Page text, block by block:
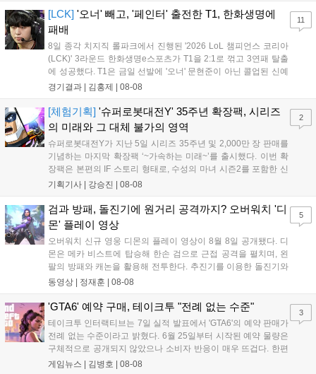
즈' 김수환의 인터뷰 내...
[LCK] '오너' 빼고, '페인터' 출전한 T1, 한화생명에
패배
8일 종각 치지직 롤파크에서 진행된 '2026 LoL 챔피언스 코리아
(LCK)' 3라운드 한화생명e스포츠가 T1을 2:1로 꺾고 3연패 탈출
에 성공했다. T1은 금일 선발에 '오너' 문현준이 아닌 콜업된 신예
'페인터' 김은후를 투입했지만, 결국 1:2로 패배하고 말았다. T1은
을 빼냈다....
경기결과 | 김홍제 08-08
11
[체험기획] '슈퍼로봇대전Y' 35주년 확장팩, 시리즈
의 미래와 그 대체 불가의 영역
슈퍼로봇대전Y가 지난 5일 시리즈 35주년 및 2,000만 장 판매를
기념하는 마지막 확장팩 ‘~가속하는 미래~’를 출시했다. 이번 확
장팩은 본편의 IF 스토리 형태로, 수성의 마녀 시즌2를 포함한 신
규 참전작과 크로스오버 합체기를 선보이며 작품을 완결 짓는다.
하는 몰입감 있는 서사와 조합을 구현하며 시리즈의 미래를 향한
새로운 가능성을 제시했다....
기획기사 | 강승진 08-08
2
검과 방패, 돌진기에 원거리 공격까지? 오버워치 '디
몬' 플레이 영상
오버워치 신규 영웅 디몬의 플레이 영상이 8월 8일 공개됐다. 디
몬은 메카 비스트에 탑승해 한손 검으로 근접 공격을 펼치며, 왼
팔의 방패와 캐논을 활용해 전투한다. 추진기를 이용한 돌진기와
참격 형태의 궁극기를 보유했고, 메카 파괴 시 맨몸으로 기관총을
산의 영웅들 업데이트를 통해 정식 출시될 예정이다....
동영상 | 정재훈 08-08
5
'GTA6' 예약 구매, 테이크투 "전례 없는 수준"
테이크투 인터랙티브는 7일 실적 발표에서 'GTA6'의 예약 판매가
전례 없는 수준이라고 밝혔다. 6월 25일부터 시작된 예약 물량은
구체적으로 공개되지 않았으나 소비자 반응이 매우 뜨겁다. 한편
11월 19일 PS5와 Xbox 시리즈 X|S로 정식 출시될 예정이며, 록
게임뉴스 | 김병호 08-08
3